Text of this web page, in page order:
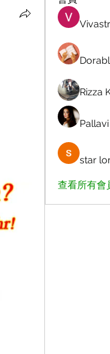
Rizza
star
查看所有會